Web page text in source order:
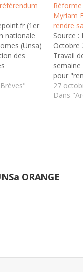
(1er
nationale
(Unsa)
des
par le
le…
Myriam
rendre
Source :
Octobre
Travail
semaine
pour
du
27
Dans
ORANGE